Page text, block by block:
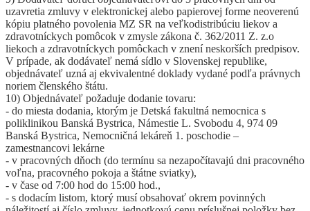
uzavretia zmluvy v elektronickej alebo papierovej forme neoverenú
kópiu platného povolenia MZ SR na veľkodistribúciu liekov a
zdravotníckych pomôcok v zmysle zákona č. 362/2011 Z. z.o
liekoch a zdravotníckych pomôckach v znení neskorších predpisov.
V prípade, ak dodávateľ nemá sídlo v Slovenskej republike,
objednávateľ uzná aj ekvivalentné doklady vydané podľa právnych
noriem členského štátu.
10) Objednávateľ požaduje dodanie tovaru:
- do miesta dodania, ktorým je Detská fakultná nemocnica s
poliklinikou Banská Bystrica, Námestie L. Svobodu 4, 974 09
Banská Bystrica, Nemocničná lekáreň 1. poschodie –
zamestnancovi lekárne
- v pracovných dňoch (do termínu sa nezapočítavajú dni pracovného
voľna, pracovného pokoja a štátne sviatky),
- v čase od 7:00 hod do 15:00 hod.,
- s dodacím listom, ktorý musí obsahovať okrem povinných